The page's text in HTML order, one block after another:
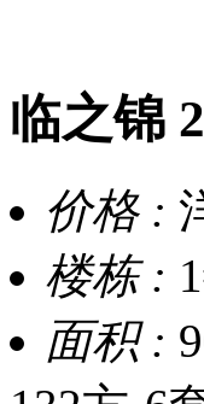
临之锦
价格 :
楼栋 :
面积 :